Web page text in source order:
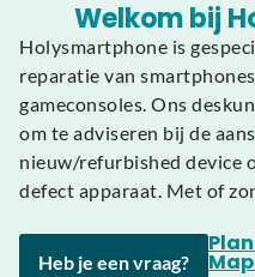
Welkom bij
Holysmartphone is
reparatie van
gameconsoles. Ons
om te adviseren bij de
nieuw/refurbished device
defect apparaat. Met of
Heb je een vraag?